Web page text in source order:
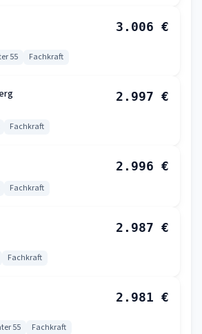
3.006 €
55 Fachkraft
2.997 €
Fachkraft
2.996 €
Fachkraft
2.987 €
Fachkraft
2.981 €
55 Fachkraft